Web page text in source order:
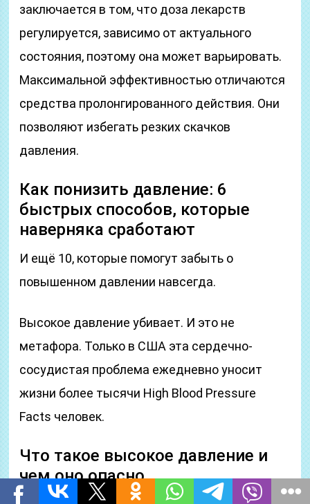
заключается в том, что доза лекарств
регулируется, зависимо от актуального
состояния, поэтому она может варьировать.
Максимальной эффективностью отличаются
средства пролонгированного действия. Они
позволяют избегать резких скачков
давления.
Как понизить давление: 6
быстрых способов, которые
наверняка сработают
И ещё 10, которые помогут забыть о
повышенном давлении навсегда.
Высокое давление убивает. И это не
метафора. Только в США эта сердечно-
сосудистая проблема ежедневно уносит
жизни более тысячи High Blood Pressure
Facts человек.
Что такое высокое давление и
чем оно опасно